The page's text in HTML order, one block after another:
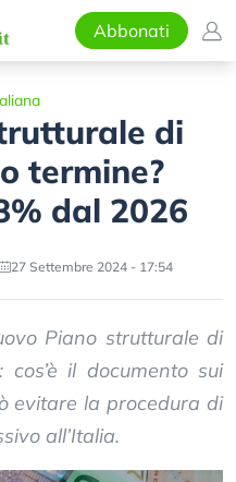
Abbonati
di
termine?
dal 2026
27 Settembre 2024 - 17:54
Piano strutturale di
il documento sui
evitare la procedura di
all’Italia.